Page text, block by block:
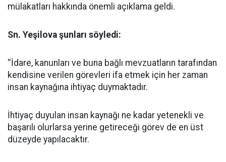
mülakatları hakkında önemli açıklama geldi.
Sn. Yeşilova şunları söyledi:
''İdare, kanunları ve buna bağlı mevzuatların tarafından
kendisine verilen görevleri ifa etmek için her zaman
insan kaynağına ihtiyaç duymaktadır.
İhtiyaç duyulan insan kaynağı ne kadar yetenekli ve
başarılı olurlarsa yerine getireceği görev de en üst
düzeyde yapılacaktır.